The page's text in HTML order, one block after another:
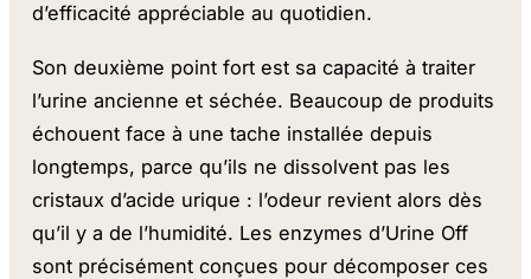
d’efficacité appréciable au quotidien.
Son deuxième point fort est sa capacité à traiter
l’urine ancienne et séchée. Beaucoup de produits
échouent face à une tache installée depuis
longtemps, parce qu’ils ne dissolvent pas les
cristaux d’acide urique : l’odeur revient alors dès
qu’il y a de l’humidité. Les enzymes d’Urine Off
sont précisément conçues pour décomposer ces